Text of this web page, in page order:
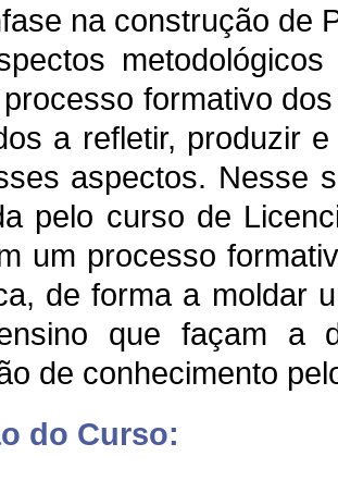
na construção de
formativo
a refletir, produzir
aspectos. Nesse
pelo curso de
um processo
de forma a moldar
que façam a
de conhecimento
do Curso: